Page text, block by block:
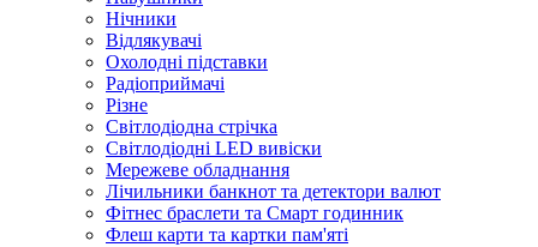
Нічники
Відлякувачі
Охолодні підставки
Радіоприймачі
Різне
Світлодіодна стрічка
Світлодіодні LED вивіски
Мережеве обладнання
Лічильники банкнот та детектори валют
Фітнес браслети та Смарт годинник
Флеш карти та картки пам'яті